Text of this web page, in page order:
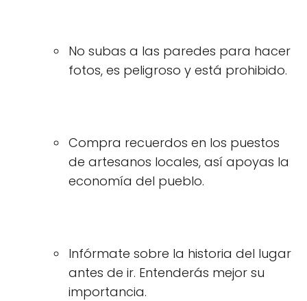
No subas a las paredes para hacer
fotos, es peligroso y está prohibido.
Compra recuerdos en los puestos
de artesanos locales, así apoyas la
economía del pueblo.
Infórmate sobre la historia del lugar
antes de ir. Entenderás mejor su
importancia.